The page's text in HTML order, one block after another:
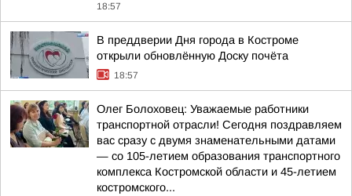
18:57
В преддверии Дня города в Костроме
открыли обновлённую Доску почёта
18:57
Олег Болоховец: Уважаемые работники
транспортной отрасли! Сегодня поздравляем
вас сразу с двумя знаменательными датами
— со 105-летием образования транспортного
комплекса Костромской области и 45-летием
костромского...